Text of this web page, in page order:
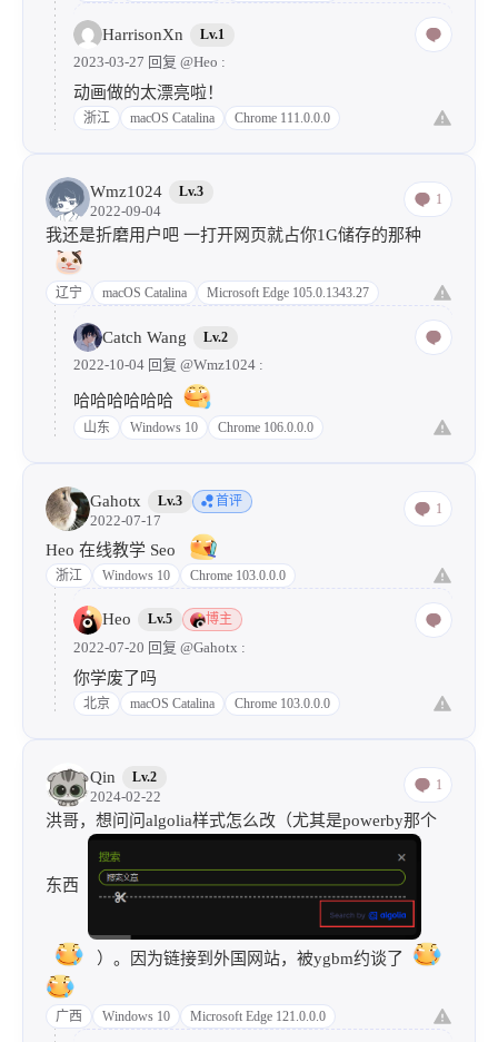
HarrisonXn Lv.1
2023-03-27 回复 @Heo :
动画做的太漂亮啦！
浙江 macOS Catalina Chrome 111.0.0.0
Wmz1024 Lv.3
2022-09-04
1
我还是折磨用户吧 一打开网页就占你1G储存的那种
辽宁 macOS Catalina Microsoft Edge 105.0.1343.27
Catch Wang Lv.2
2022-10-04 回复 @Wmz1024 :
哈哈哈哈哈哈
山东 Windows 10 Chrome 106.0.0.0
Gahotx Lv.3 首评
2022-07-17
1
Heo 在线教学 Seo
浙江 Windows 10 Chrome 103.0.0.0
Heo Lv.5 博主
2022-07-20 回复 @Gahotx :
你学废了吗
北京 macOS Catalina Chrome 103.0.0.0
Qin Lv.2
2024-02-22
1
洪哥，想问问algolia样式怎么改（尤其是powerby那个
东西
）。因为链接到外国网站，被ygbm约谈了
广西 Windows 10 Microsoft Edge 121.0.0.0